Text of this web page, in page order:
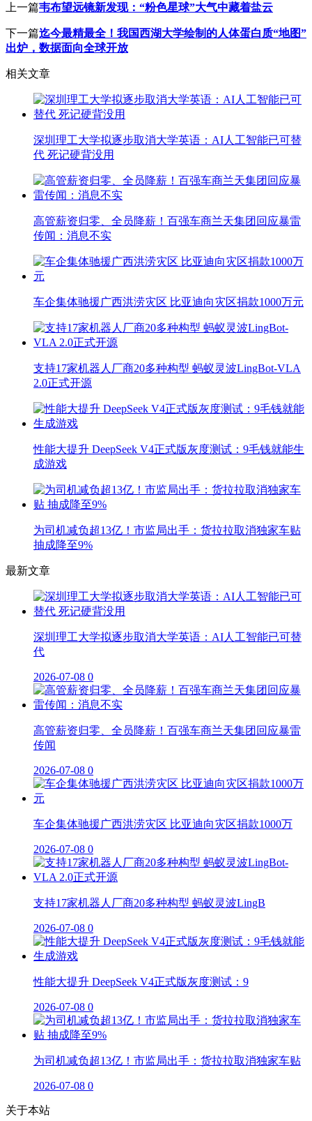
上一篇韦布望远镜新发现：“粉色星球”大气中藏着盐云
下一篇迄今最精最全！我国西湖大学绘制的人体蛋白质“地图”
出炉，数据面向全球开放
相关文章
深圳理工大学拟逐步取消大学英语：AI人工智能已可替
代 死记硬背没用
高管薪资归零、全员降薪！百强车商兰天集团回应暴雷
传闻：消息不实
车企集体驰援广西洪涝灾区 比亚迪向灾区捐款1000万元
支持17家机器人厂商20多种构型 蚂蚁灵波LingBot-VLA
2.0正式开源
性能大提升 DeepSeek V4正式版灰度测试：9毛钱就能生
成游戏
为司机减负超13亿！市监局出手：货拉拉取消独家车贴
抽成降至9%
最新文章
深圳理工大学拟逐步取消大学英语：AI人工智能已可替
代
2026-07-08 0
高管薪资归零、全员降薪！百强车商兰天集团回应暴雷
传闻
2026-07-08 0
车企集体驰援广西洪涝灾区 比亚迪向灾区捐款1000万
2026-07-08 0
支持17家机器人厂商20多种构型 蚂蚁灵波LingB
2026-07-08 0
性能大提升 DeepSeek V4正式版灰度测试：9
2026-07-08 0
为司机减负超13亿！市监局出手：货拉拉取消独家车贴
2026-07-08 0
关于本站